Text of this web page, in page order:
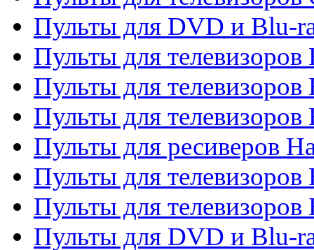
Пульты для DVD и Blu-
Пульты для телевизоров
Пульты для телевизоров
Пульты для
Пульты для ресиверов
Пульты для телевизоров
Пульты для телевизоров
Пульты для DVD и Blu-